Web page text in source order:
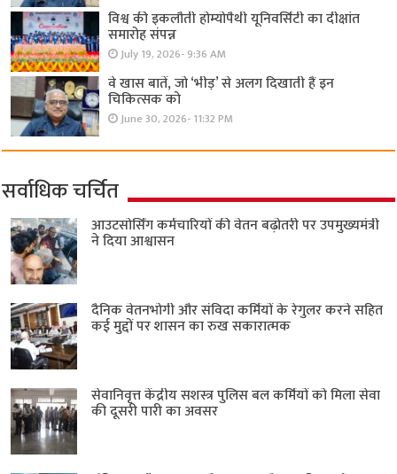
विश्व की इकलौती होम्योपैथी यूनिवर्सिटी का दीक्षांत
समारोह संपन्न
July 19, 2026- 9:36 AM
वे खास बातें, जो ‘भीड़’ से अलग दिखाती हैं इन
चिकित्सक को
June 30, 2026- 11:32 PM
सर्वाधिक चर्चित
आउटसोर्सिंग कर्मचारियों की वेतन बढ़ोतरी पर उपमुख्यमंत्री
ने दिया आश्वासन
दैनिक वेतनभोगी और संविदा कर्मियों के रेगुलर करने सहित
कई मुद्दों पर शासन का रुख सकारात्मक
सेवानिवृत्त केंद्रीय सशस्त्र पुलिस बल ​कर्मियों को मिला सेवा
की दूसरी पारी का अवसर